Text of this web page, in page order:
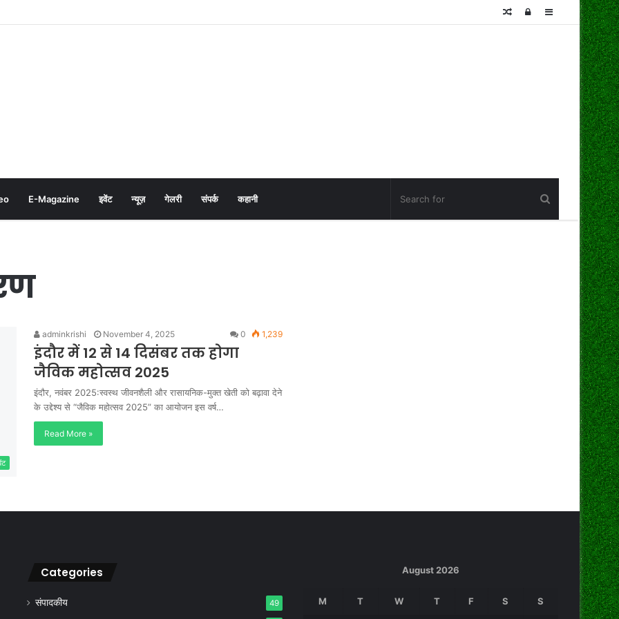
Sidebar
Log
Random
E-Magazine इवेंट न्यूज़ गेलरी संपर्क कहानी
adminkrishi November 4, 2025 0 1,239
इंदौर में 12 से 14 दिसंबर तक होगा
जैविक महोत्सव 2025
इंदौर, नवंबर 2025:स्वस्थ जीवनशैली और रासायनिक-मुक्त खेती को बढ़ावा देने
के उद्देश्य से “जैविक महोत्सव 2025” का आयोजन इस वर्ष…
Read More »
Categories
संपादकीय 49
August 2026
M T W T F S S